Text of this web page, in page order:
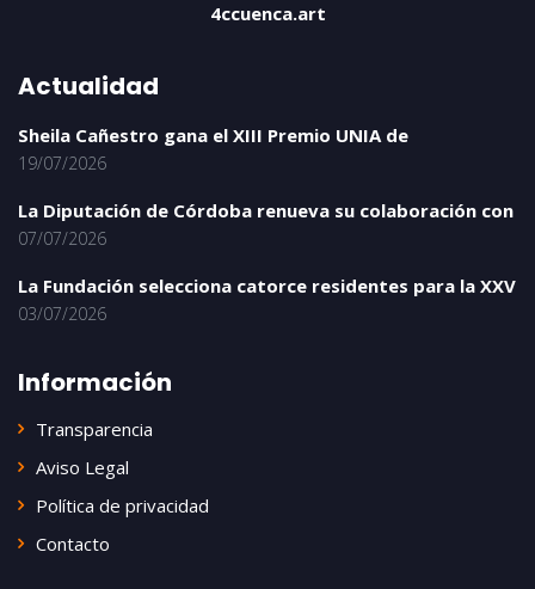
4ccuenca.art
Actualidad
Sheila Cañestro gana el XIII Premio UNIA de
19/07/2026
La Diputación de Córdoba renueva su colaboración con
07/07/2026
La Fundación selecciona catorce residentes para la XXV
03/07/2026
Información
Transparencia
Aviso Legal
Política de privacidad
Contacto